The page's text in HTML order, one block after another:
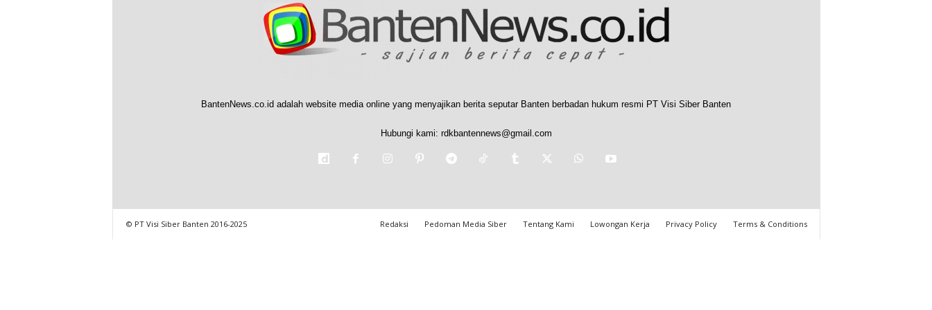
BantenNews.co.id adalah website media online yang menyajikan berita seputar Banten berbadan hukum resmi PT Visi Siber Banten
Hubungi kami: rdkbantennews@gmail.com
Redaksi Pedoman Media Siber Tentang Kami Lowongan Kerja Privacy Policy Terms & Conditions
© PT Visi Siber Banten 2016-2025